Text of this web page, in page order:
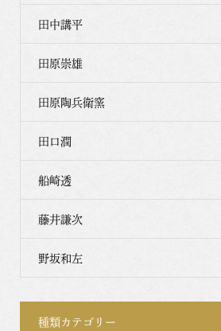
田中講平
田原崇雄
田原陶兵衛窯
田口潤
船崎透
藤井謙次
野坂和左
種類カテゴリー